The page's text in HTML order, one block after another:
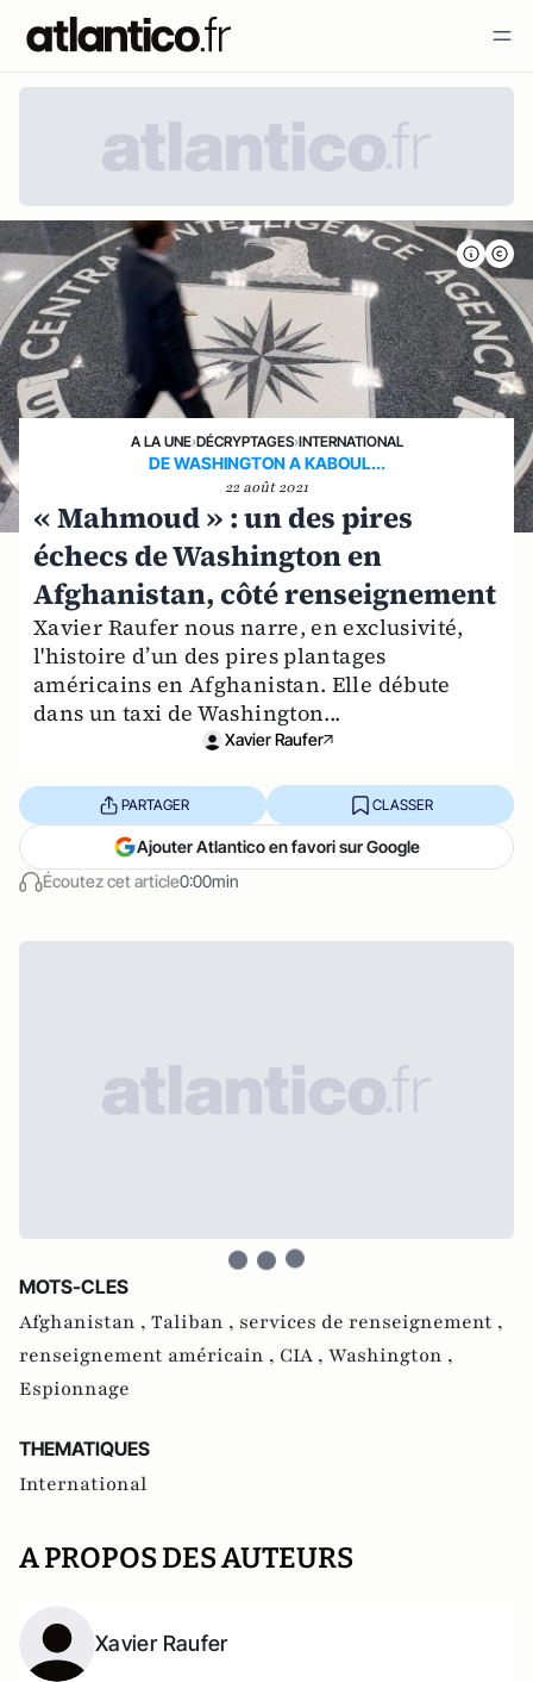
A LA UNE›DÉCRYPTAGES›INTERNATIONAL
DE WASHINGTON A KABOUL...
22 août 2021
« Mahmoud » : un des pires
échecs de Washington en
Afghanistan, côté renseignement
Xavier Raufer nous narre, en exclusivité,
l'histoire d’un des pires plantages
américains en Afghanistan. Elle débute
dans un taxi de Washington...
Xavier Raufer
Écoutez cet article0:00min
PARTAGER CLASSER
Ajouter Atlantico en favori sur Google
MOTS-CLES
Afghanistan , Taliban , services de renseignement ,
renseignement américain , CIA , Washington ,
Espionnage
THEMATIQUES
International
A PROPOS DES AUTEURS
Xavier Raufer